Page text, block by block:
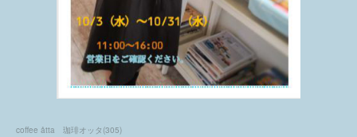
coffee åtta 珈琲オッタ (305)